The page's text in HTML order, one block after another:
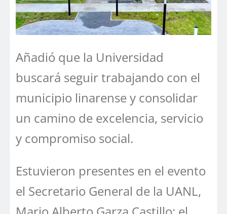
Añadió que la Universidad
buscará seguir trabajando con el
municipio linarense y consolidar
un camino de excelencia, servicio
y compromiso social.
Estuvieron presentes en el evento
el Secretario General de la UANL,